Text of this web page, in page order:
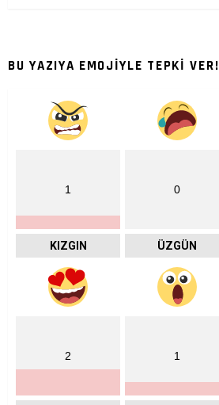
BU YAZIYA EMOJİYLE TEPKİ VER!
1
KIZGIN
0
ÜZGÜN
2 1